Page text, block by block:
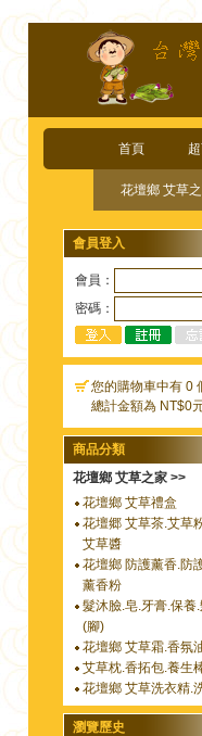
首頁
花壇鄉 艾草
會員登入
會員：
密碼：
您的購物車中有 0
總計金額為 NT$0元
商品分類
花壇鄉 艾草之家 >>
花壇鄉 艾草禮盒
花壇郷 艾草茶.艾草
艾草醬
花壇鄉 防護薰香.防
薰香粉
髮沐臉.皂.牙膏.保養
(腳)
花壇鄉 艾草霜.香氛
艾草枕.香拓包.養生
花壇鄉 艾草洗衣精.
瀏覽歷史